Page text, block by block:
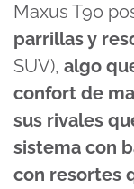
Maxus T90
parrillas y
SUV), algo
confort de
sus rivales
sistema con
con resortes